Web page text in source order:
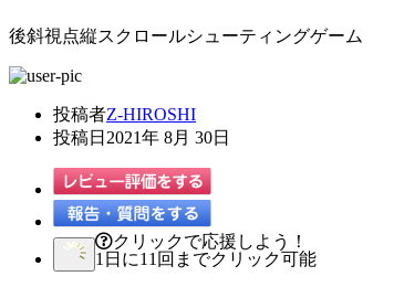
後斜視点縦スクロールシューティングゲーム
投稿者Z-HIROSHI
投稿日 2021年 8月 30日
クリックで応援しよう！
1日に11回までクリック可能